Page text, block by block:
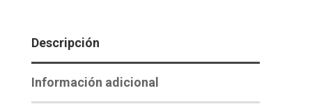
Descripción
Información adicional